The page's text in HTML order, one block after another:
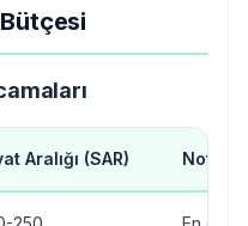
Aralığı (SAR) Not